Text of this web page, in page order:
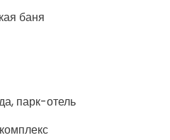
баня
парк-отель